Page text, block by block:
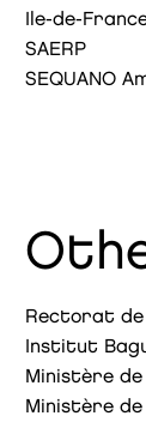
Ile-de-
SAERP
SEQUANO
Rectorat
Institut
Ministère de
Ministère